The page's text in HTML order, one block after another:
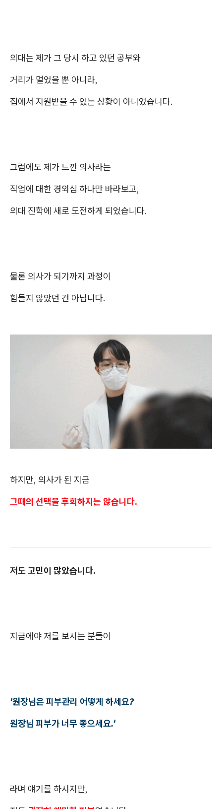
의대는 제가 그 당시 하고 있던 공부와
거리가 멀었을 뿐 아니라,
집에서 지원받을 수 있는 상황이 아니었습니다.
그럼에도 제가 느낀 의사라는
직업에 대한 경외심 하나만 바라보고,
의대 진학에 새로 도전하게 되었습니다.
물론 의사가 되기까지 과정이
힘들지 않았던 건 아닙니다.
하지만, 의사가 된 지금
그때의 선택을 후회하지는 않습니다.
저도 고민이 많았습니다.
지금에야 저를 보시는 분들이
'원장님은 피부관리 어떻게 하세요?
원장님 피부가 너무 좋으세요.'
라며 얘기를 하시지만,